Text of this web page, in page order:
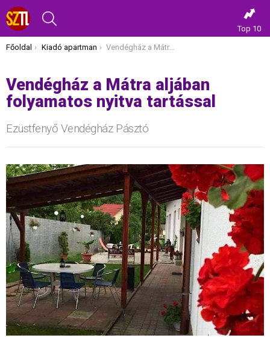
Top 10
Itt vagy most:
Főoldal Kiadó apartman Vendégház a Mátra aljában folyamatos nyitva tartással
Vendégház a Mátra aljában
folyamatos nyitva tartással
Ezüstfenyő Vendégház Pásztó